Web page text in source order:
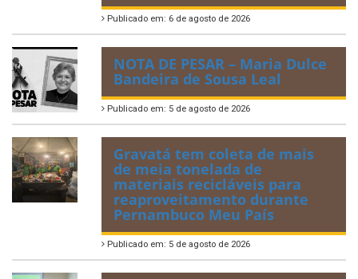
Publicado em: 6 de agosto de 2026
NOTA DE PESAR – Maria Dulce
Bandeira de Sousa Leal
Publicado em: 5 de agosto de 2026
Gravatá tem coleta de mais
de meia tonelada de
materiais recicláveis para
reaproveitamento durante
Pernambuco Meu País
Publicado em: 5 de agosto de 2026